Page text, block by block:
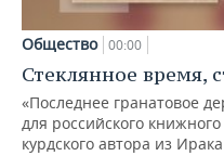
Общество 00:00
Стеклянное время,
«Последнее гранатовое
для российского
курдского автора из Ирака